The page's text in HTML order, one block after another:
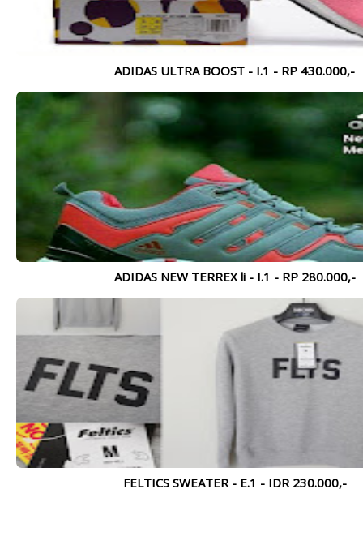
MADIUN - 60
ORANG - 3 JUTA
MADIUN - 40
ORANG - 2.5
JUTA
Lihat Lebih Lengkap >>>
ADIDAS ULTRA BOOST - I.1 - RP 430.000,-
ADIDAS NEW TERREX li - I.1 - RP 280.000,-
FELTICS SWEATER - E.1 - IDR 230.000,-